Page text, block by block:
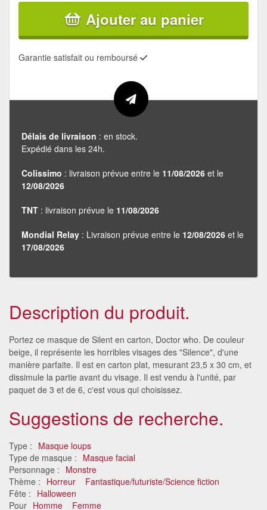
Ajouter au panier
Garantie satisfait ou remboursé
Délais de livraison : en stock.
Expédié dans les 24h.
Colissimo : livraison prévue entre le 11/08/2026 et le
12/08/2026
TNT : livraison prévue le 11/08/2026
Mondial Relay : Livraison prévue entre le 12/08/2026 et le
17/08/2026
Description du produit.
Portez ce masque de Silent en carton, Doctor who. De couleur
beige, il représente les horribles visages des "Silence", d'une
manière parfaite. Il est en carton plat, mesurant 23,5 x 30 cm, et
dissimule la partie avant du visage. Il est vendu à l'unité, par
paquet de 3 et de 6, c'est vous qui choisissez.
Suggestions de recherche.
Type : Masque loups
Type de masque : Masque facial
Personnage : Monstre
Thème : Horreur
Fantastique/futuriste/Science fiction
Fête : Halloween
Pour Homme Femme